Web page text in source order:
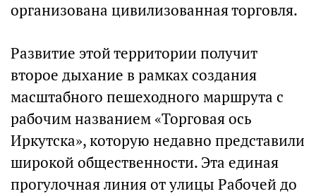
организована цивилизованная торговля.
Развитие этой территории получит
второе дыхание в рамках создания
масштабного пешеходного маршрута с
рабочим названием «Торговая ось
Иркутска», которую недавно представили
широкой общественности. Эта единая
прогулочная линия от улицы Рабочей до